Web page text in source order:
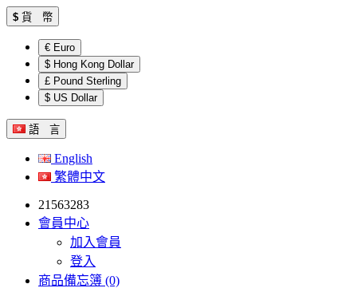
$ 貨 幣
€ Euro
$ Hong Kong Dollar
£ Pound Sterling
$ US Dollar
語 言
English
繁體中文
21563283
會員中心
加入會員
登入
商品備忘簿 (0)